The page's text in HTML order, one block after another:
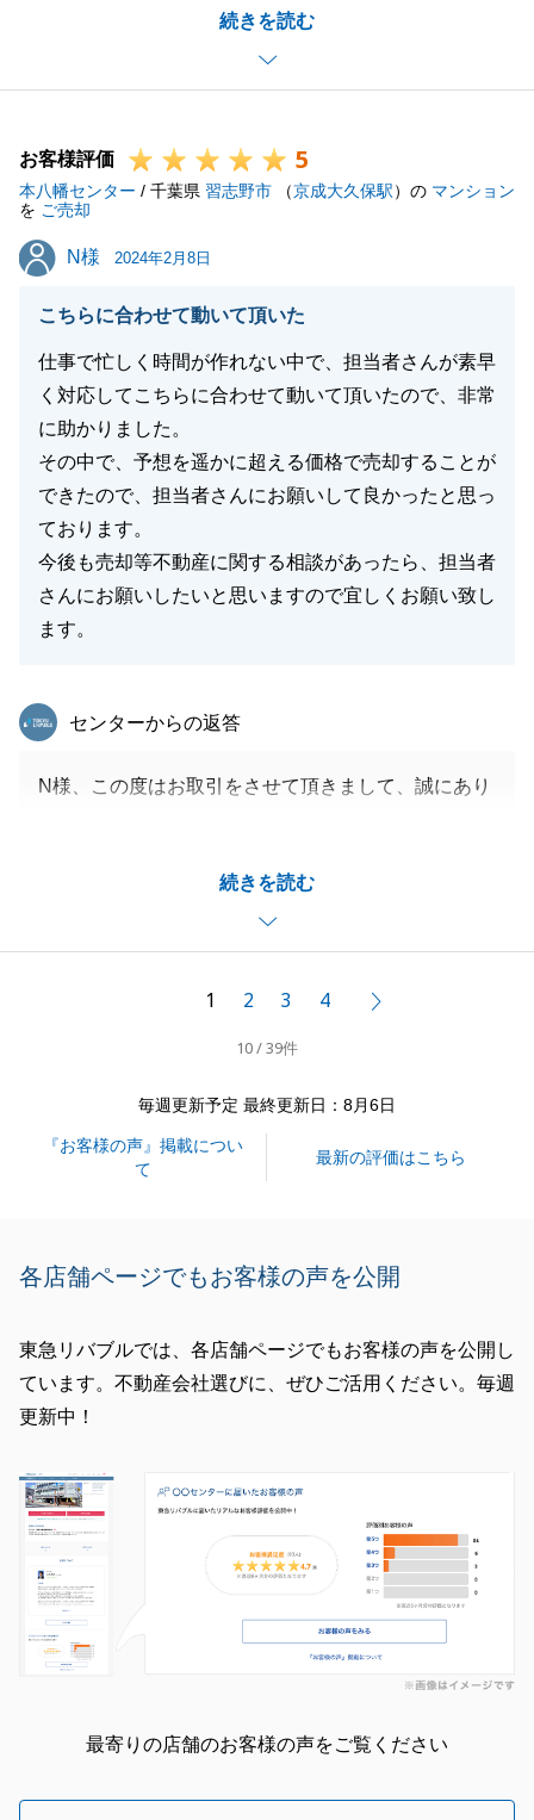
続きを読む
他社様からのご回答を待っている間は、ドキドキして
最終的に、最後までお取引ができ、大変嬉しく思いま
今後も、何か相談事がありましたらお知らせくださ
い。
宜しくお願い申し上げます。
閉じる
お客様評価 5
本八幡センター / 千葉県 習志野市 （京成大久保駅）の マンション
を ご売却
N様
N様 2024年2月8日
こちらに合わせて動いて頂いた
仕事で忙しく時間が作れない中で、担当者さんが素早
く対応してこちらに合わせて動いて頂いたので、非常
に助かりました。
その中で、予想を遥かに超える価格で売却することが
できたので、担当者さんにお願いして良かったと思っ
ております。
今後も売却等不動産に関する相談があったら、担当者
さんにお願いしたいと思いますので宜しくお願い致し
ます。
続きを読む
東急リバブル
センターからの返答
N様、この度はお取引をさせて頂きまして、誠にあり
また、お取引後も変わらずやり取りをさせて頂きまし
て、大変光栄でございます。
1 2 3 4
10 / 39件
毎週更新予定 最終更新日：8月6日
『お客様の声』掲載につい
て
最新の評価はこちら
各店舗ページでもお客様の声を公開
東急リバブルでは、各店舗ページでもお客様の声を公開し
ています。不動産会社選びに、ぜひご活用ください。毎週
更新中！
最寄りの店舗のお客様の声をご覧ください